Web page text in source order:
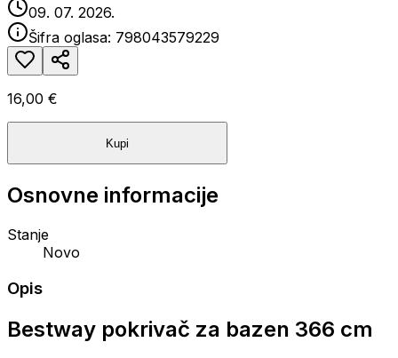
09. 07. 2026.
Šifra oglasa: 798043579229
16,00 €
Kupi
Osnovne informacije
Stanje
Novo
Opis
Bestway pokrivač za bazen 366 cm